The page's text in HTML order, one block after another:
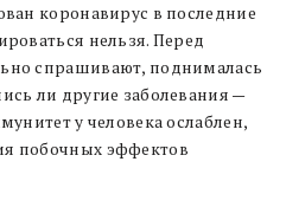
коронавирус в последние
нельзя. Перед
спрашивают, поднималась
ли другие заболевания —
у человека ослаблен,
побочных эффектов